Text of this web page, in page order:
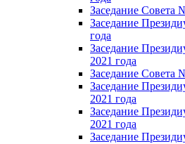
Заседание Совета
Заседание
года
Заседание
2021 года
Заседание Совета
Заседание
2021 года
Заседание
2021 года
Заседание